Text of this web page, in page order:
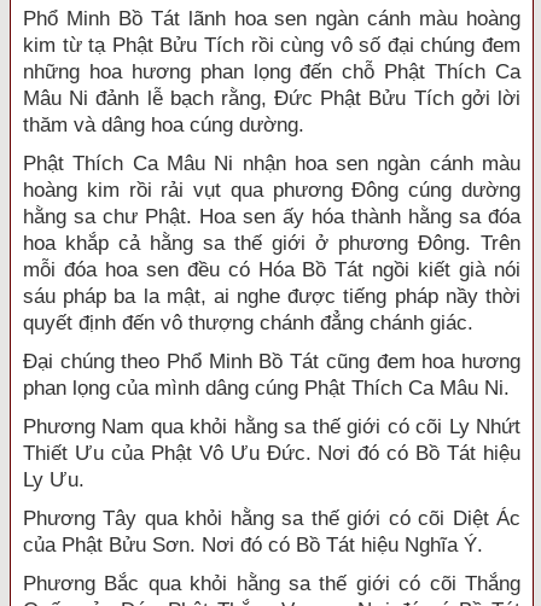
Phổ Minh Bồ Tát lãnh hoa sen ngàn cánh màu hoàng
kim từ tạ Phật Bửu Tích rồi cùng vô số đại chúng đem
những hoa hương phan lọng đến chỗ Phật Thích Ca
Mâu Ni đảnh lễ bạch rằng, Đức Phật Bửu Tích gởi lời
thăm và dâng hoa cúng dường.
Phật Thích Ca Mâu Ni nhận hoa sen ngàn cánh màu
hoàng kim rồi rải vụt qua phương Đông cúng dường
hằng sa chư Phật. Hoa sen ấy hóa thành hằng sa đóa
hoa khắp cả hằng sa thế giới ở phương Đông. Trên
mỗi đóa hoa sen đều có Hóa Bồ Tát ngồi kiết già nói
sáu pháp ba la mật, ai nghe được tiếng pháp nầy thời
quyết định đến vô thượng chánh đẳng chánh giác.
Đại chúng theo Phổ Minh Bồ Tát cũng đem hoa hương
phan lọng của mình dâng cúng Phật Thích Ca Mâu Ni.
Phương Nam qua khỏi hằng sa thế giới có cõi Ly Nhứt
Thiết Ưu của Phật Vô Ưu Đức. Nơi đó có Bồ Tát hiệu
Ly Ưu.
Phương Tây qua khỏi hằng sa thế giới có cõi Diệt Ác
của Phật Bửu Sơn. Nơi đó có Bồ Tát hiệu Nghĩa Ý.
Phương Bắc qua khỏi hằng sa thế giới có cõi Thắng